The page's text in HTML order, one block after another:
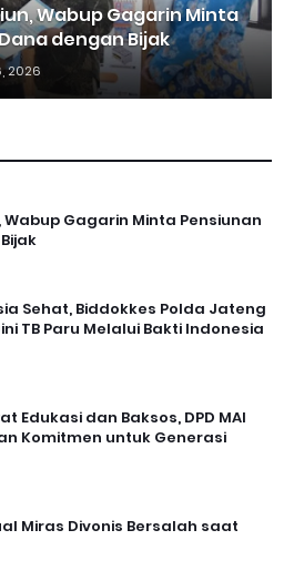
Wabup Gagarin Minta
dengan Bijak
2026
Wabup Gagarin Minta Pensiunan
Sehat, Biddokkes Polda Jateng
TB Paru Melalui Bakti Indonesia
Edukasi dan Baksos, DPD MAI
Komitmen untuk Generasi
Miras Divonis Bersalah saat